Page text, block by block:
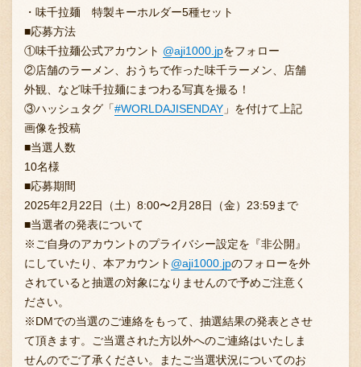
〒869-1107 熊本県菊池郡菊陽町辛川448
TEL:096-349-2222
FAX:096-349-2288
・味千拉麺 特製キーホルダー5種セット
■応募方法
①味千拉麺公式アカウント @aji1000.jpをフォロー
②店舗のラーメン、おうちで作った味千ラーメン、店舗
外観、など味千拉麺にまつわる写真を撮る！
③ハッシュタグ「#WORLDAJISENDAY 」を付けて上記
画像を投稿
■当選人数
10名様
■応募期間
2025年2月22日（土）8:00〜2月28日（金）23:59まで
■当選者の発表について
※ご自身のアカウントのプライバシー設定を『非公開』
にしていたり、本アカウント @aji1000.jpのフォローを外
されていると抽選の対象になりませんので予めご注意く
ださい。
※DMでの当選のご連絡をもって、抽選結果の発表とさせ
て頂きます。ご当選された方以外へのご連絡はいたしま
せんのでご了承ください。またご当選状況についてのお